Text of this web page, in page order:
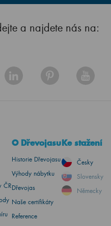
a najdete nás na:
ČR
O Dřevojasu
Historie Dřevojasu
Výhody nábytku
Dřevojas
Naše certifikáty
Reference
Ke stažení
Česky
Slovensky
Německy